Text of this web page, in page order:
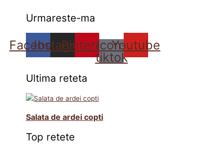
Urmareste-ma
Facebook
Instagram
Pinterest
Icon-
tiktok
Youtube
Ultima reteta
Salata de ardei copti
Top retete